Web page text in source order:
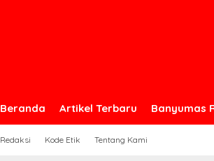
Beranda Artikel Terbaru Banyumas
Redaksi Kode Etik Tentang Kami